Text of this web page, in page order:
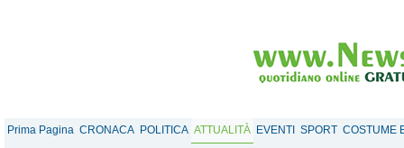
Prima Pagina CRONACA POLITICA ATTUALITÀ EVENTI SPORT COSTUME